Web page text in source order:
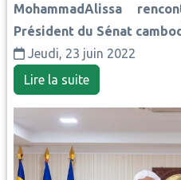
MohammadAlissa
Président du Sénat
Jeudi, 23 juin 2022
Lire la suite